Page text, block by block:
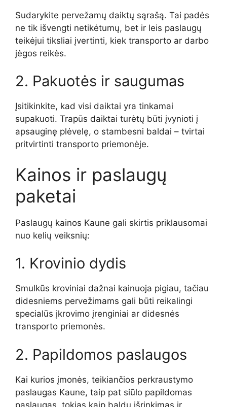
Sudarykite pervežamų daiktų sąrašą. Tai padės
ne tik išvengti netikėtumų, bet ir leis paslaugų
teikėjui tiksliai įvertinti, kiek transporto ar darbo
jėgos reikės.
2. Pakuotės ir saugumas
Įsitikinkite, kad visi daiktai yra tinkamai
supakuoti. Trapūs daiktai turėtų būti įvynioti į
apsauginę plėvelę, o stambesni baldai – tvirtai
pritvirtinti transporto priemonėje.
Kainos ir paslaugų
paketai
Paslaugų kainos Kaune gali skirtis priklausomai
nuo kelių veiksnių:
1. Krovinio dydis
Smulkūs kroviniai dažnai kainuoja pigiau, tačiau
didesniems pervežimams gali būti reikalingi
specialūs įkrovimo įrenginiai ar didesnės
transporto priemonės.
2. Papildomos paslaugos
Kai kurios įmonės, teikiančios perkraustymo
paslaugas Kaune, taip pat siūlo papildomas
paslaugas, tokias kaip baldų išrinkimas ir